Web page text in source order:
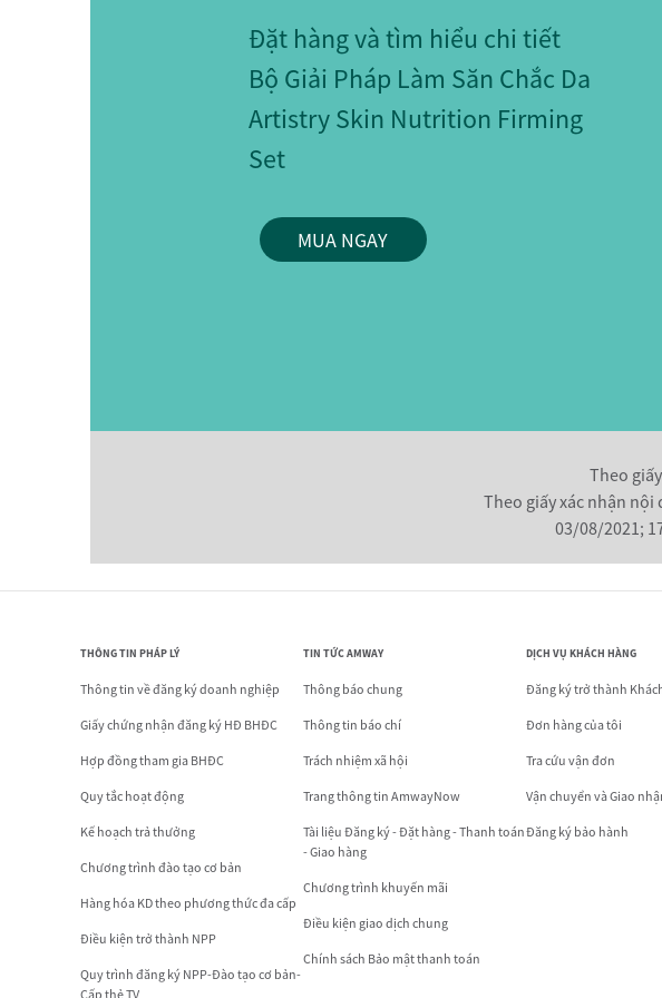
Đặt hàng và tìm hiểu chi tiết
Bộ Giải Pháp Làm Săn Chắc Da
Artistry Skin Nutrition Firming
Set
MUA NGAY
Theo
Theo giấy xác nhận nội
03/08/2021;
THÔNG TIN PHÁP LÝ
Thông tin về đăng ký doanh nghiệp
Giấy chứng nhận đăng ký HĐ BHĐC
Hợp đồng tham gia BHĐC
Quy tắc hoạt động
Kế hoạch trả thưởng
Chương trình đào tạo cơ bản
Hàng hóa KD theo phương thức đa cấp
Điều kiện trở thành NPP
Quy trình đăng ký NPP-Đào tạo cơ bản-
Cấp thẻ TV
TIN TỨC AMWAY
Thông báo chung
Thông tin báo chí
Trách nhiệm xã hội
Trang thông tin AmwayNow
Tài liệu Đăng ký - Đặt hàng - Thanh toán
- Giao hàng
Chương trình khuyến mãi
Điều kiện giao dịch chung
Chính sách Bảo mật thanh toán
DỊCH VỤ KHÁCH HÀNG
Đăng ký trở thành
Đơn hàng của tôi
Tra cứu vận đơn
Vận chuyển và Giao
Đăng ký bảo hành